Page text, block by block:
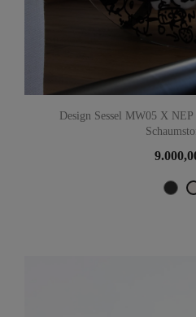
Design Sessel MW05 X NEP